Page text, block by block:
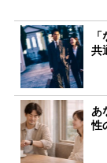
共
あ
性